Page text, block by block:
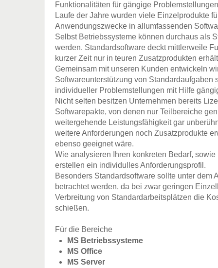
Funktionalitäten für gängige
Laufe der Jahre wurden viele Einzelprodukte
Anwendungszwecke in allumfassenden
Selbst Betriebssysteme können durchaus als
werden. Standardsoftware deckt mittlerweile
kurzer Zeit nur in teuren Zusatzprodukten
Gemeinsam mit unseren Kunden entwickeln
Softwareunterstützung von Standardaufgaben
individueller Problemstellungen mit Hilfe
Nicht selten besitzen Unternehmen bereits
Softwarepakte, von denen nur Teilbereiche
weitergehende Leistungsfähigkeit gar
weitere Anforderungen noch Zusatzprodukte
ebenso geeignet wäre.
Wie analysieren Ihren konkreten Bedarf,
erstellen ein individulles Anforderungsprofil.
Besonders Standardsoftware sollte unter dem
betrachtet werden, da bei zwar geringen
Verbreitung von Standardarbeitsplätzen die
schießen.
Für die Bereiche
MS Betriebssysteme
MS Office
MS Server